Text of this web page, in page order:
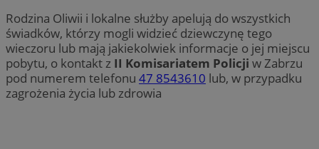
Rodzina Oliwii i lokalne służby apelują do wszystkich
świadków, którzy mogli widzieć dziewczynę tego
wieczoru lub mają jakiekolwiek informacje o jej miejscu
pobytu, o kontakt z II Komisariatem Policji w Zabrzu
pod numerem telefonu 47 8543610 lub, w przypadku
zagrożenia życia lub zdrowia